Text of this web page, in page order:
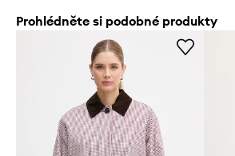
Prohlédněte si podobné produkty